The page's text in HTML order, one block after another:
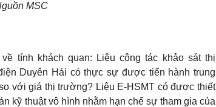
MSC
tính khách quan: Liệu công tác khảo sát thị
Duyên Hải có thực sự được tiến hành trung
với giá thị trường? Liệu E-HSMT có được thiết
kỹ thuật vô hình nhằm hạn chế sự tham gia của